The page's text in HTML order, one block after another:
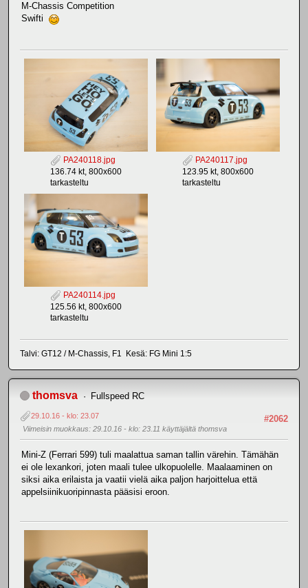
M-Chassis Competition
Swifti
PA240118.jpg
136.74 kt, 800x600
tarkasteltu
PA240117.jpg
123.95 kt, 800x600
tarkasteltu
PA240114.jpg
125.56 kt, 800x600
tarkasteltu
Talvi: GT12 / M-Chassis, F1 Kesä: FG Mini 1:5
thomsva Fullspeed RC
#2062
29.10.16 - klo: 23.07
Viimeisin muokkaus: 29.10.16 - klo: 23.11 käyttäjältä thomsva
Mini-Z (Ferrari 599) tuli maalattua saman tallin värehin. Tämähän
ei ole lexankori, joten maali tulee ulkopuolelle. Maalaaminen on
siksi aika erilaista ja vaatii vielä aika paljon harjoittelua että
appelsiinikuoripinnasta pääsisi eroon.